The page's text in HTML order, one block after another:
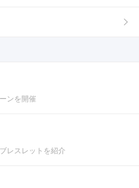
ンを開催
レスレットを紹介